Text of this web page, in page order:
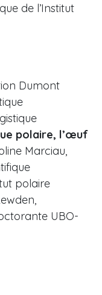
de l’Institut
Dumont
polaire, l’œuf
Marciau,
polaire
UBO-